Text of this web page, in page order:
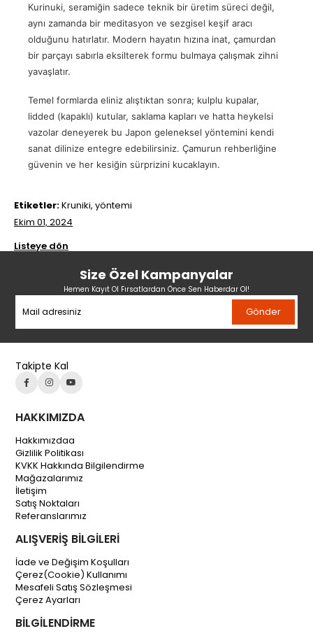
Kurinuki, seramiğin sadece teknik bir üretim süreci değil,
aynı zamanda bir meditasyon ve sezgisel keşif aracı
olduğunu hatırlatır. Modern hayatın hızına inat, çamurdan
bir parçayı sabırla eksilterek formu bulmaya çalışmak zihni
yavaşlatır.
Temel formlarda eliniz alıştıktan sonra; kulplu kupalar,
lidded (kapaklı) kutular, saklama kapları ve hatta heykelsi
vazolar deneyerek bu Japon geleneksel yöntemini kendi
sanat dilinize entegre edebilirsiniz. Çamurun rehberliğine
güvenin ve her kesiğin sürprizini kucaklayın.
Etiketler:Kruniki, yöntemi
Ekim 01, 2024
Listeye dön
Size Özel Kampanyalar
Hemen Kayıt Ol Fırsatlardan Önce Sen Haberdar Ol!
Gönder
Takipte Kal
HAKKIMIZDA
Hakkımızdaa
Gizlilik Politikası
KVKK Hakkında Bilgilendirme
Mağazalarımız
İletişim
Satış Noktaları
Referanslarımız
ALIŞVERİŞ BİLGİLERİ
İade ve Değişim Koşulları
Çerez(Cookie) Kullanımı
Mesafeli Satış Sözleşmesi
Çerez Ayarları
BİLGİLENDİRME